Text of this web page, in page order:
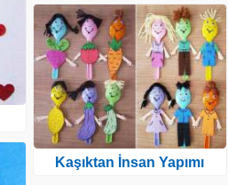
Kaşıktan İnsan Yapımı